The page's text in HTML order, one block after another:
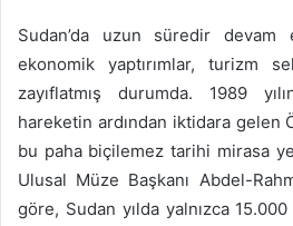
Sudan’da uzun süredir devam
ekonomik yaptırımlar, turizm
zayıflatmış durumda. 1989
hareketin ardından iktidara gelen
bu paha biçilemez tarihi mirasa
Ulusal Müze Başkanı Abdel-
göre, Sudan yılda yalnızca